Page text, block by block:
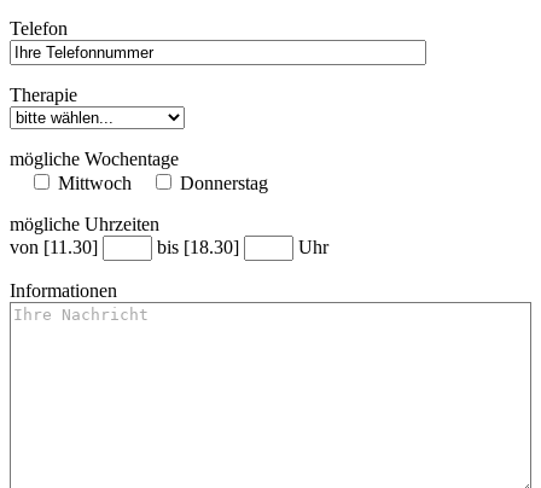
Telefon
Therapie
mögliche Wochentage
Mittwoch
Donnerstag
mögliche Uhrzeiten
von [11.30]
bis [18.30] Uhr
Informationen